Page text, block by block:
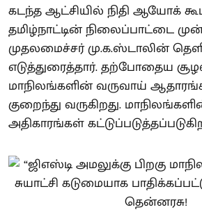
கடந்த ஆட்சியில் நிதி ஆயோக்
தமிழ்நாட்டின் நிலைப்பாட்டை
முதலமைச்சர் மு.க.ஸ்டாலின்
எடுத்துரைத்தார். தற்போதைய
மாநிலங்களின் வருவாய்
குறைந்து வருகிறது.
அதிகாரங்கள்